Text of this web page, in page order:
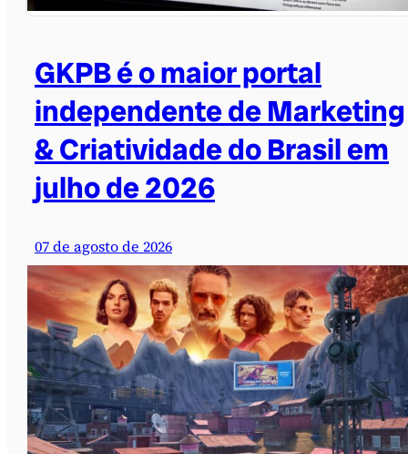
GKPB é o maior portal
independente de Marketing
& Criatividade do Brasil em
julho de 2026
07 de agosto de 2026